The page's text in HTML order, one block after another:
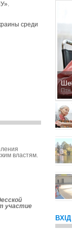
среди
властям.
участие
ВХІД